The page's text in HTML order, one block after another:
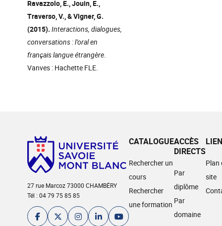
Ravazzolo, E., Jouin, E.,
Traverso, V., & Vigner, G.
(2015). Interactions, dialogues,
conversations : l’oral en
français langue étrangère.
Vanves : Hachette FLE.
27 rue Marcoz 73000 CHAMBÉRY
Tél : 04 79 75 85 85
CATALOGUE
Rechercher un
cours
Rechercher
une formation
ACCÈS
DIRECTS
Par
diplôme
Par
domaine
Plan
site